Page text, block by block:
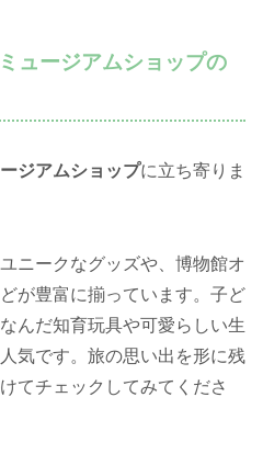
ュージアムショップの
ジアムショップに立ち寄りま
ニークなグッズや、博物館オ
が豊富に揃っています。子ど
んだ知育玩具や可愛らしい生
気です。旅の思い出を形に残
てチェックしてみてくださ